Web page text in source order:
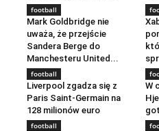
football
Mark Goldbridge nie
uważa, że przejście
Sandera Berge do
Manchesteru United...
football
Liverpool zgadza się z
Paris Saint-Germain na
128 milionów euro
W
football